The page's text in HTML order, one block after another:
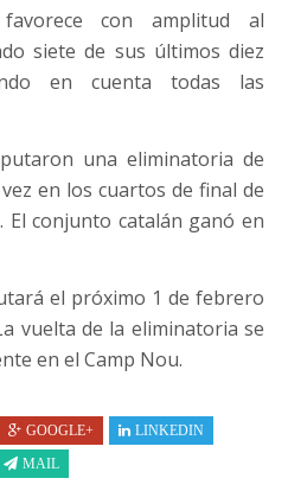
con amplitud al
siete de sus últimos diez
en cuenta todas las
una eliminatoria de
en los cuartos de final de
El conjunto catalán ganó en
el próximo 1 de febrero
vuelta de la eliminatoria se
en el Camp Nou.
GOOGLE+
LINKEDIN
MAIL